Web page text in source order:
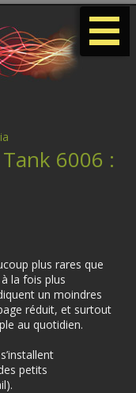
6006 :
plus rares que
la fois plus
un moindres
réduit, et surtout
au quotidien.
petits
-
-
-